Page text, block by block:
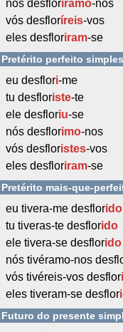
nós desfloríramo-nos
vós desfloríreis-vos
eles desfloriram-se
Pretérito perfeito
eu desflori-me
tu desfloriste-te
ele desfloriu-se
nós desflorimo-nos
vós desfloristes-vos
eles desfloriram-se
Pretérito mais-que-
eu tivera-me desflorido
tu tiveras-te desflorido
ele tivera-se desflorido
nós tivéramo-nos
vós tivéreis-vos desflor
eles tiveram-se desflor
Futuro do presente